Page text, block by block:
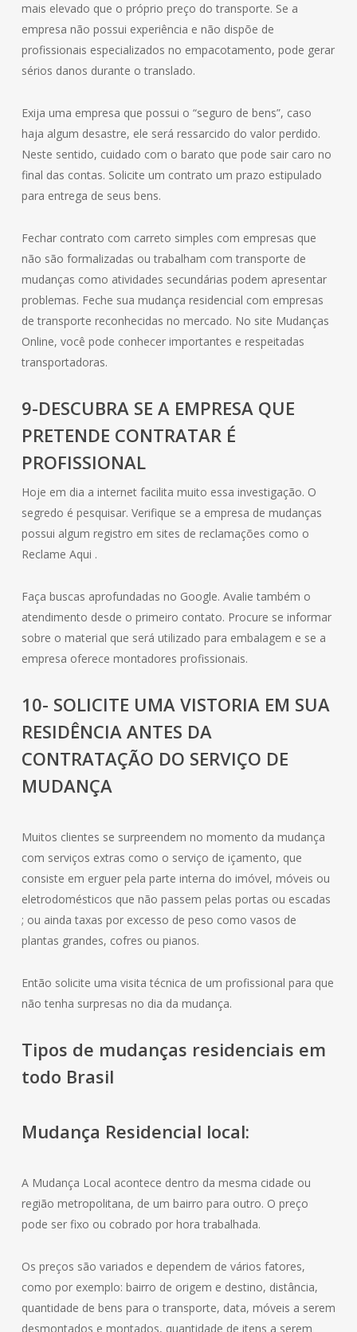
mais elevado que o próprio preço do transporte. Se a
empresa não possui experiência e não dispõe de
profissionais especializados no empacotamento, pode gerar
sérios danos durante o translado.
Exija uma empresa que possui o “seguro de bens”, caso
haja algum desastre, ele será ressarcido do valor perdido.
Neste sentido, cuidado com o barato que pode sair caro no
final das contas. Solicite um contrato um prazo estipulado
para entrega de seus bens.
Fechar contrato com carreto simples com empresas que
não são formalizadas ou trabalham com transporte de
mudanças como atividades secundárias podem apresentar
problemas. Feche sua mudança residencial com empresas
de transporte reconhecidas no mercado. No site Mudanças
Online, você pode conhecer importantes e respeitadas
transportadoras.
9-DESCUBRA SE A EMPRESA QUE
PRETENDE CONTRATAR É
PROFISSIONAL
Hoje em dia a internet facilita muito essa investigação. O
segredo é pesquisar. Verifique se a empresa de mudanças
possui algum registro em sites de reclamações como o
Reclame Aqui .
Faça buscas aprofundadas no Google. Avalie também o
atendimento desde o primeiro contato. Procure se informar
sobre o material que será utilizado para embalagem e se a
empresa oferece montadores profissionais.
10- SOLICITE UMA VISTORIA EM SUA
RESIDÊNCIA ANTES DA
CONTRATAÇÃO DO SERVIÇO DE
MUDANÇA
Muitos clientes se surpreendem no momento da mudança
com serviços extras como o serviço de içamento, que
consiste em erguer pela parte interna do imóvel, móveis ou
eletrodomésticos que não passem pelas portas ou escadas
; ou ainda taxas por excesso de peso como vasos de
plantas grandes, cofres ou pianos.
Então solicite uma visita técnica de um profissional para que
não tenha surpresas no dia da mudança.
Tipos de mudanças residenciais em
todo Brasil
Mudança Residencial local:
A Mudança Local acontece dentro da mesma cidade ou
região metropolitana, de um bairro para outro. O preço
pode ser fixo ou cobrado por hora trabalhada.
Os preços são variados e dependem de vários fatores,
como por exemplo: bairro de origem e destino, distância,
quantidade de bens para o transporte, data, móveis a serem
desmontados e montados, quantidade de itens a serem